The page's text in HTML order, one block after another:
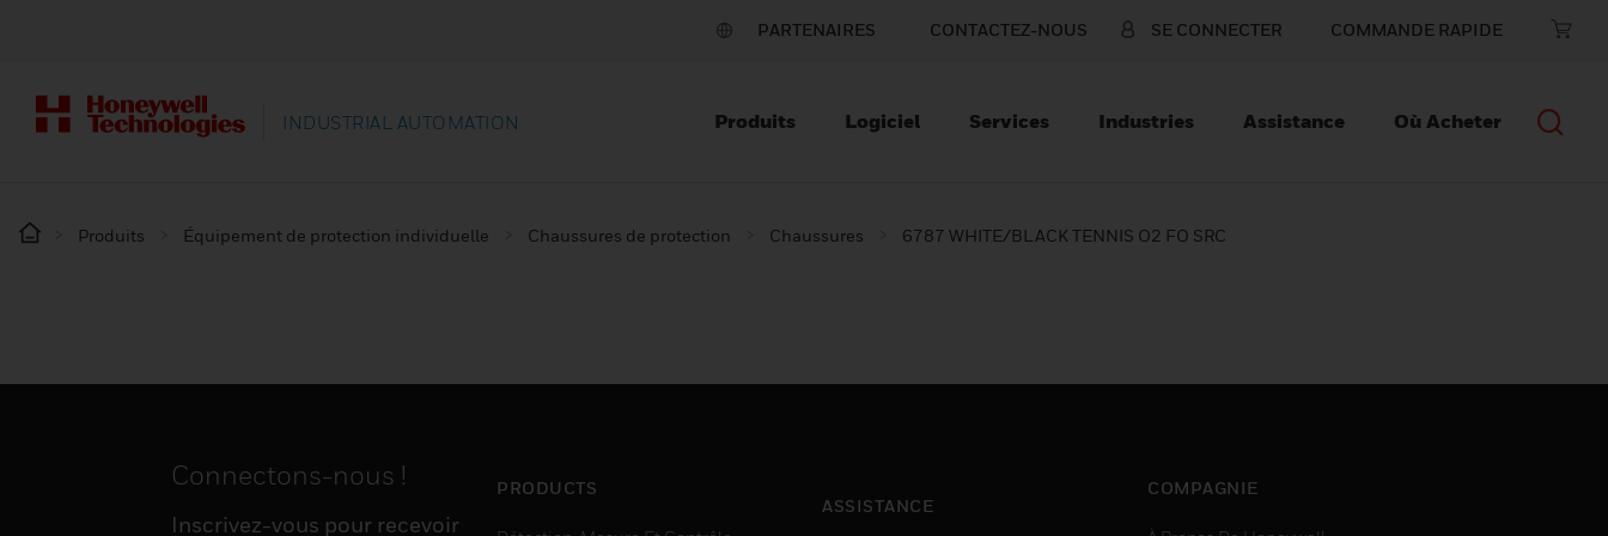
PARTENAIRES CONTACTEZ-NOUS SE CONNECTER COMMANDE RAPIDE
INDUSTRIAL AUTOMATION Produits Logiciel Services Industries Assistance Où Acheter
Produits Équipement de protection individuelle Chaussures de protection Chaussures 6787 WHITE/BLACK TENNIS O2 FO SRC
Connectons-nous !
Inscrivez-vous pour recevoir
PRODUCTS
ASSISTANCE
COMPAGNIE